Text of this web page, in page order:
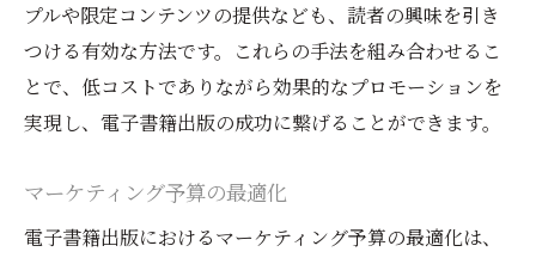
プルや限定コンテンツの提供なども、読者の興味を引き
つける有効な方法です。これらの手法を組み合わせるこ
とで、低コストでありながら効果的なプロモーションを
実現し、電子書籍出版の成功に繋げることができます。
マーケティング予算の最適化
電子書籍出版におけるマーケティング予算の最適化は、